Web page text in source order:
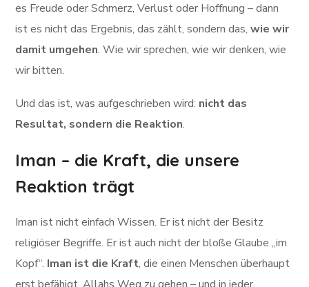
es Freude oder Schmerz, Verlust oder Hoffnung – dann
ist es nicht das Ergebnis, das zählt, sondern das,wie wir
damit umgehen. Wie wir sprechen, wie wir denken, wie
wir bitten.
Und das ist, was aufgeschrieben wird: nicht das
Resultat, sondern die Reaktion.
Iman – die Kraft, die unsere
Reaktion trägt
Iman ist nicht einfach Wissen. Er ist nicht der Besitz
religiöser Begriffe. Er ist auch nicht der bloße Glaube „im
Kopf“. Iman ist die Kraft, die einen Menschen überhaupt